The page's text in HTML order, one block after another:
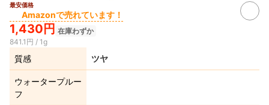
最安価格
Amazonで売れています！
1,430円 在庫わずか
841.1円 / 1g
質感 ツヤ
ウォータープルー
フ